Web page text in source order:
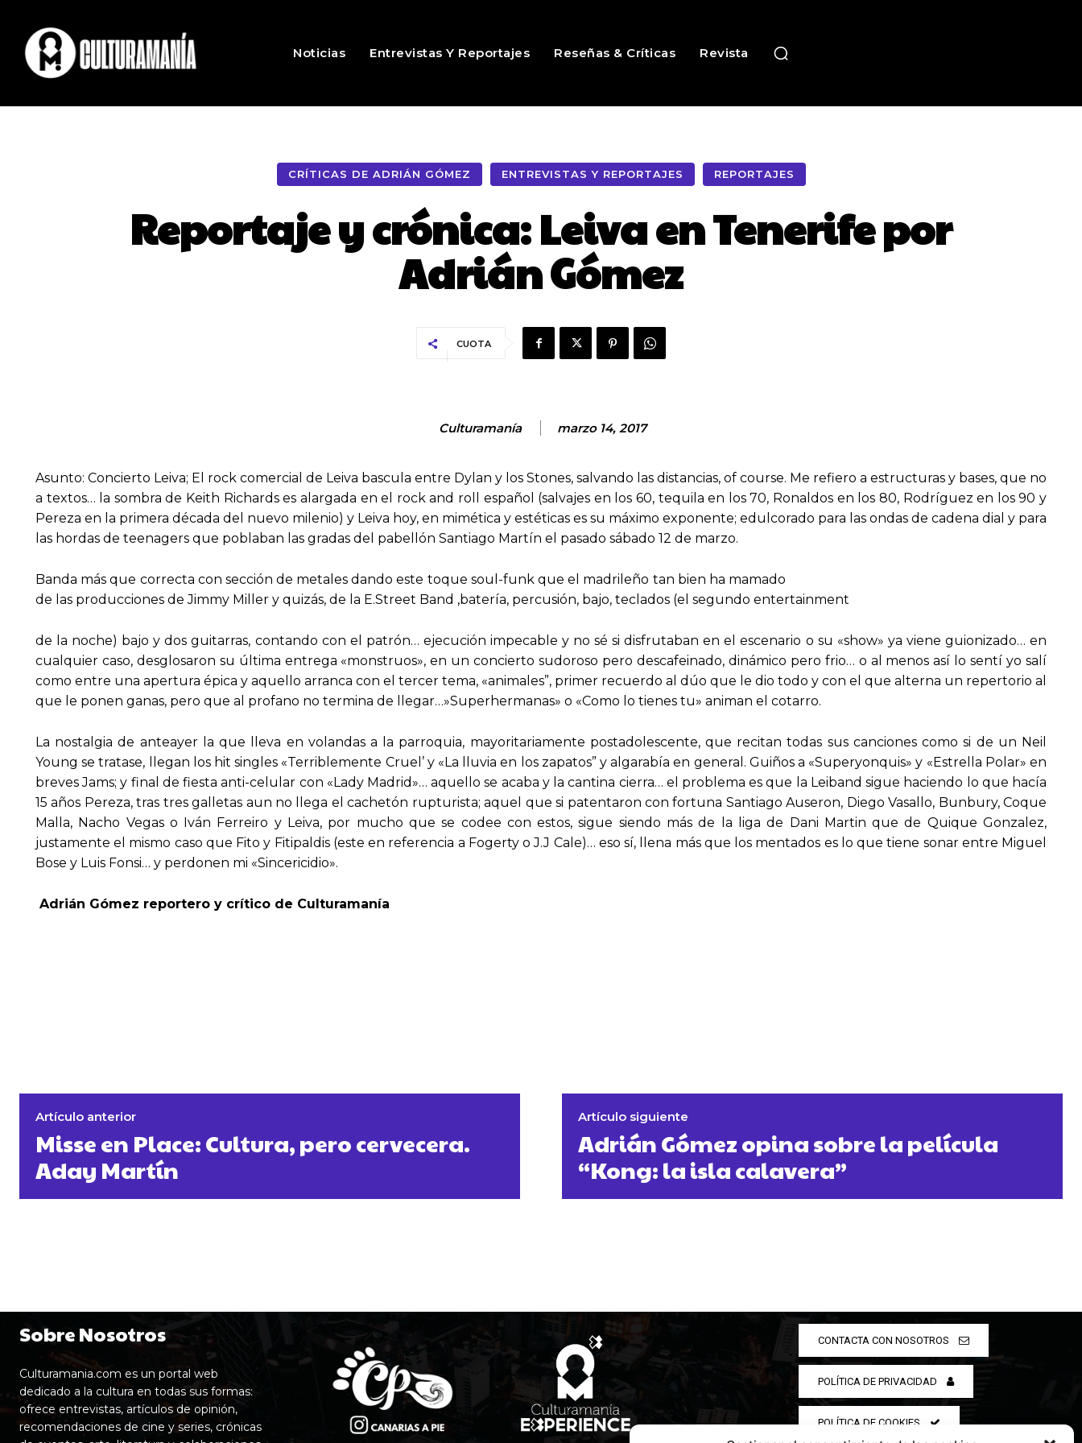
Noticias Entrevistas Y Reportajes Reseñas & Críticas Revista
CRÍTICAS DE ADRIÁN GÓMEZ ENTREVISTAS Y REPORTAJES REPORTAJES
Reportaje y crónica: Leiva en Tenerife por
Adrián Gómez
CUOTA
Culturamanía marzo 14, 2017
Asunto: Concierto Leiva; El rock comercial de Leiva bascula entre Dylan y los Stones, salvando las distancias, of course. Me refiero a estructuras y bases, que no
a textos… la sombra de Keith Richards es alargada en el rock and roll español (salvajes en los 60, tequila en los 70, Ronaldos en los 80, Rodríguez en los 90 y
Pereza en la primera década del nuevo milenio) y Leiva hoy, en mimética y estéticas es su máximo exponente; edulcorado para las ondas de cadena dial y para
las hordas de teenagers que poblaban las gradas del pabellón Santiago Martín el pasado sábado 12 de marzo.
Banda más que correcta con sección de metales dando este toque soul-funk que el madrileño tan bien ha mamado
de las producciones de Jimmy Miller y quizás, de la E.Street Band ,batería, percusión, bajo, teclados (el segundo entertainment
de la noche) bajo y dos guitarras, contando con el patrón… ejecución impecable y no sé si disfrutaban en el escenario o su «show» ya viene guionizado… en
cualquier caso, desglosaron su última entrega «monstruos», en un concierto sudoroso pero descafeinado, dinámico pero frio… o al menos así lo sentí yo salí
como entre una apertura épica y aquello arranca con el tercer tema, «animales”, primer recuerdo al dúo que le dio todo y con el que alterna un repertorio al
que le ponen ganas, pero que al profano no termina de llegar…»Superhermanas» o «Como lo tienes tu» animan el cotarro.
La nostalgia de anteayer la que lleva en volandas a la parroquia, mayoritariamente postadolescente, que recitan todas sus canciones como si de un Neil
Young se tratase, llegan los hit singles «Terriblemente Cruel’ y «La lluvia en los zapatos” y algarabía en general. Guiños a «Superyonquis» y «Estrella Polar» en
breves Jams; y final de fiesta anti-celular con «Lady Madrid»… aquello se acaba y la cantina cierra… el problema es que la Leiband sigue haciendo lo que hacía
15 años Pereza, tras tres galletas aun no llega el cachetón rupturista; aquel que si patentaron con fortuna Santiago Auseron, Diego Vasallo, Bunbury, Coque
Malla, Nacho Vegas o Iván Ferreiro y Leiva, por mucho que se codee con estos, sigue siendo más de la liga de Dani Martin que de Quique Gonzalez,
justamente el mismo caso que Fito y Fitipaldis (este en referencia a Fogerty o J.J Cale)… eso sí, llena más que los mentados es lo que tiene sonar entre Miguel
Bose y Luis Fonsi… y perdonen mi «Sincericidio».
Adrián Gómez reportero y crítico de Culturamanía
Artículo anterior
Misse en Place: Cultura, pero cervecera.
Aday Martín
Artículo siguiente
Adrián Gómez opina sobre la película
“Kong: la isla calavera”
Sobre Nosotros
Culturamania.com es un portal web
dedicado a la cultura en todas sus formas:
ofrece entrevistas, artículos de opinión,
recomendaciones de cine y series, crónicas
CONTACTA CON NOSOTROS
POLÍTICA DE PRIVACIDAD
POLÍTICA DE COOKIES